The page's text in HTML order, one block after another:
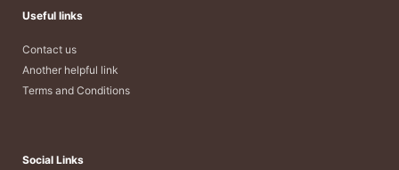
Useful links
Contact us
Another helpful link
Terms and Conditions
Social Links